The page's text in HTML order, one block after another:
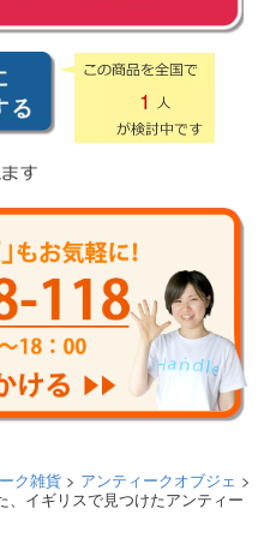
1
ク雑貨 > アンティークオブジェ >
、イギリスで見つけたアンティー